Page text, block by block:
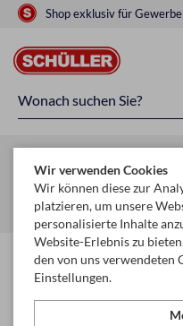
Shop exklusiv für
Startseite
Geschenktaschen Basic
Wir verwenden Cookies
Wir können diese zur
platzieren, um unsere
personalisierte Inhalte
Website-Erlebnis zu
den von uns verwendeten
Einstellungen.